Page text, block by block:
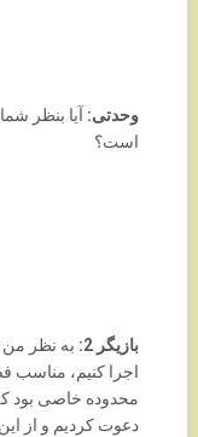
وحدتی: آیا بنظر
است؟
بازیگر 2:
به نظر من
اجرا کنیم، مناسب
محدوده خاصی بود
دعوت کردیم و از